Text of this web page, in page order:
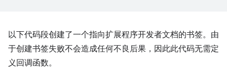
以下代码段创建了一个指向扩展程序开发者文档的书签。由
于创建书签失败不会造成任何不良后果，因此此代码无需定
义回调函数。